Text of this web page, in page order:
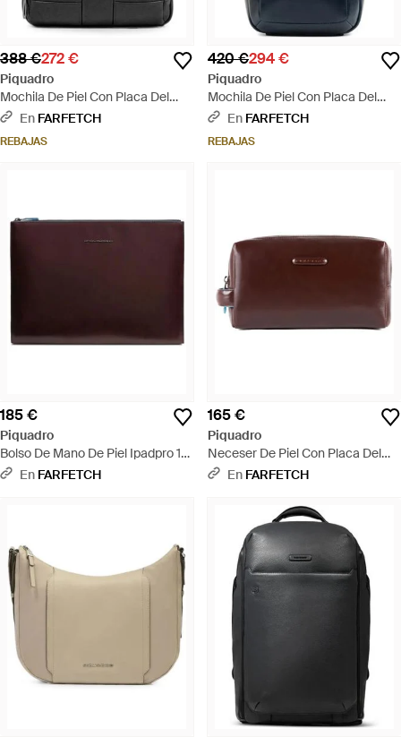
388 €272 €
Piquadro
Mochila De Piel Con Placa Del
Logo - Negro
En FARFETCH
REBAJAS
420 €294 €
Piquadro
Mochila De Piel Con Placa Del
Logo - Azul
En FARFETCH
REBAJAS
185 €
Piquadro
Bolso De Mano De Piel Ipadpro 13"
Con Placa Del Logo - Morado
En FARFETCH
165 €
Piquadro
Neceser De Piel Con Placa Del
Logo - Marrón
En FARFETCH